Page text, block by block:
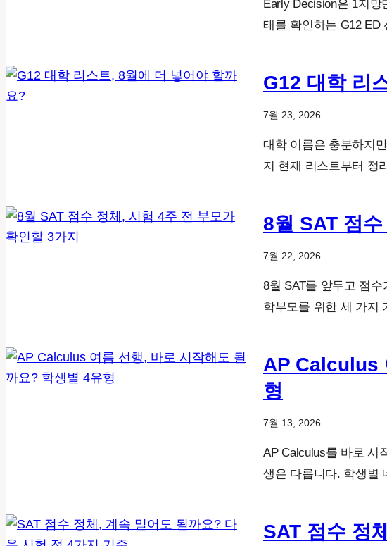
Early Decision은 1지
태를 확인하는 G12 ED
G12 대학 리
7월 23, 2026
대학 이름은 충분하지
지 현재 리스트부터 정
8월 SAT 점
7월 22, 2026
8월 SAT를 앞두고 점
학부모를 위한 세 가지
AP Calculus
형
7월 13, 2026
AP Calculus를 바로 시
생은 다릅니다. 학생별
SAT 점수 정